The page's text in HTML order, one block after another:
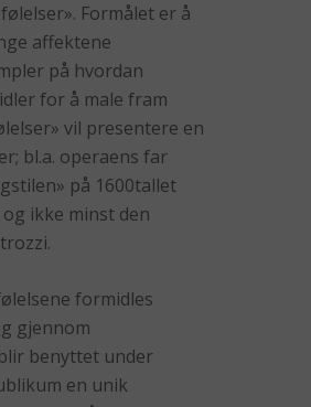
Formålet er å
affektene
på hvordan
for å male fram
vil presentere en
bl.a. operaens far
på 1600tallet
og ikke minst den
formidles
gjennom
benyttet under
en unik